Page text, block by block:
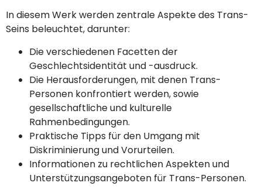
In diesem Werk werden zentrale Aspekte des Trans-
Seins beleuchtet, darunter:
Die verschiedenen Facetten der
Geschlechtsidentität und -ausdruck.
Die Herausforderungen, mit denen Trans-
Personen konfrontiert werden, sowie
gesellschaftliche und kulturelle
Rahmenbedingungen.
Praktische Tipps für den Umgang mit
Diskriminierung und Vorurteilen.
Informationen zu rechtlichen Aspekten und
Unterstützungsangeboten für Trans-Personen.